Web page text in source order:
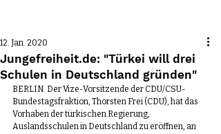
Jungefreiheit.de: "Türkei will drei
Schulen in Deutschland gründen"
12. Jan. 2020
BERLIN. Der Vize-Vorsitzende der CDU/CSU-
Bundestagsfraktion, Thorsten Frei (CDU), hat das
Vorhaben der türkischen Regierung,
Auslandsschulen in Deutschland zu eröffnen, an